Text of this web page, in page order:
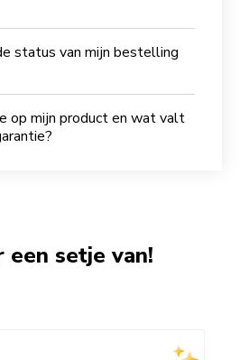
status van mijn bestelling
op mijn product en wat valt
een setje van!